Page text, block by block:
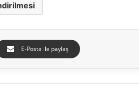
E-Posta ile paylaş